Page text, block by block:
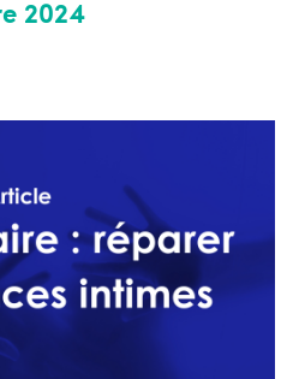
2024